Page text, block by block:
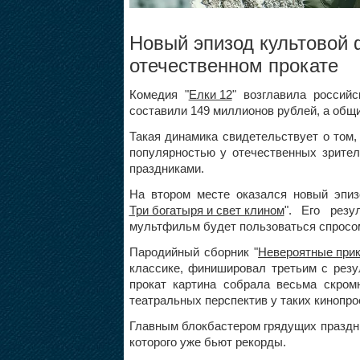
Новый эпизод
отечественном прокате
Комедия "Елки 12" возглавила
составили 149 миллионов рублей, а
Такая динамика свидетельствует о
популярностью у отечественных
праздниками.
На втором месте оказался новый
Три богатыря и свет клином". Его
мультфильм будет пользоваться
Пародийный сборник "Невероятные
классике, финишировал третьим с
прокат картина собрала весьма
театральных перспектив у таких
Главным блокбастером грядущих
которого уже бьют рекорды.